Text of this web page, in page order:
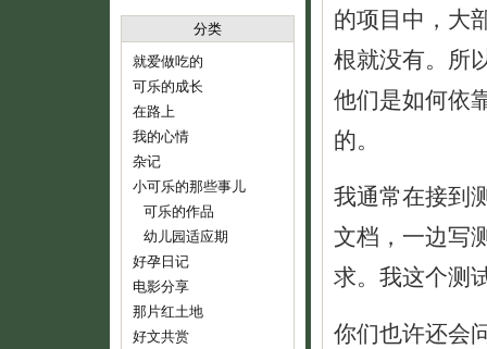
分类
就爱做吃的
可乐的成长
在路上
我的心情
杂记
小可乐的那些事儿
可乐的作品
幼儿园适应期
好孕日记
电影分享
那片红土地
好文共赏
的项目中，大
根就没有。所
他们是如何依
的。
我通常在接到
文档，一边写
求。我这个测
你们也许还会